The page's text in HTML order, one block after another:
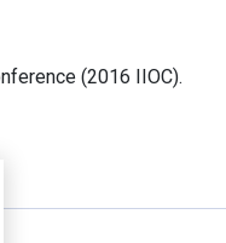
(2016 IIOC).